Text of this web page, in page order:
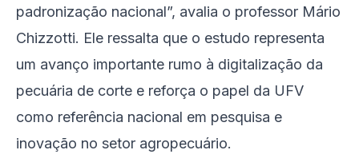
padronização nacional”, avalia o professor Mário
Chizzotti. Ele ressalta que o estudo representa
um avanço importante rumo à digitalização da
pecuária de corte e reforça o papel da UFV
como referência nacional em pesquisa e
inovação no setor agropecuário.